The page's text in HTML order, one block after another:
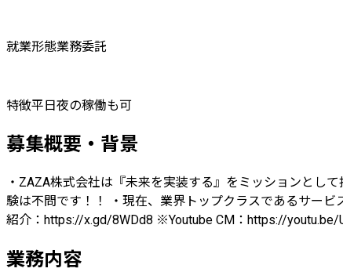
就業形態業務委託
特徴平日夜の稼働も可
募集概要・背景
・ZAZA株式会社は『未来を実装する』をミッションとし
験は不問です！！ ・現在、業界トップクラスであるサー
紹介：https://x.gd/8WDd8 ※Youtube CM：https://youtu.be/
業務内容